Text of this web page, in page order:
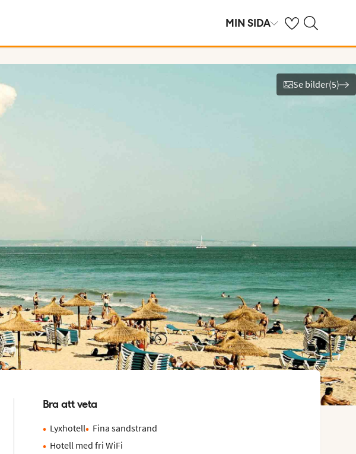
MIN SIDA Se dina sparade
Sök på ving.se
Se bilder(5)
Bra att veta
Lyxhotell
Fina sandstrand
Hotell med fri WiFi